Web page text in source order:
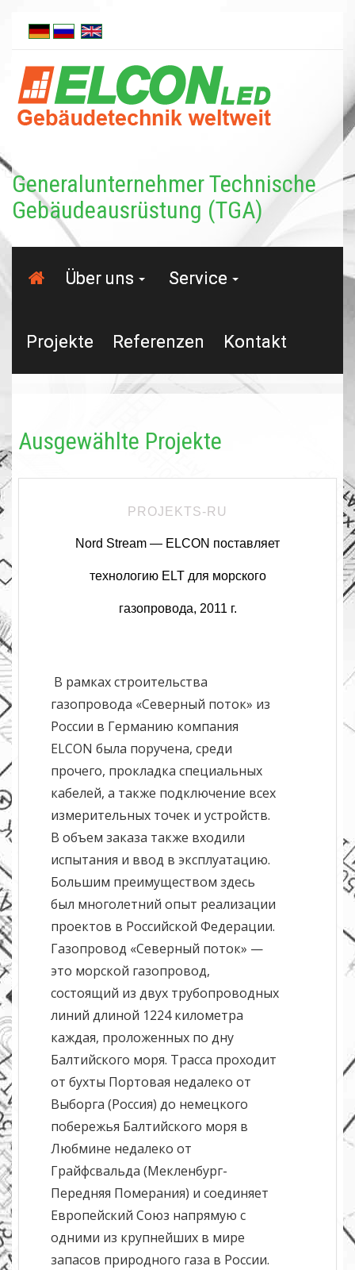
Generalunternehmer Tech­nische
Gebäudeausrüstung (TGA)
Über uns Service
Projekte Referenzen Kontakt
Ausgewählte Projekte
PROJEKTS-RU
Nord Stream — ELCON поставляет
технологию ELT для морского
газопровода, 2011 г.
В рамках строительства
газопровода «Северный поток» из
России в Германию компания
ELCON была поручена, среди
прочего, прокладка специальных
кабелей, а также подключение всех
измерительных точек и устройств.
В объем заказа также входили
испытания и ввод в эксплуатацию.
Большим преимуществом здесь
был многолетний опыт реализации
проектов в Российской Федерации.
Газопровод «Северный поток» —
это морской газопровод,
состоящий из двух трубопроводных
линий длиной 1224 километра
каждая, проложенных по дну
Балтийского моря. Трасса проходит
от бухты Портовая недалеко от
Выборга (Россия) до немецкого
побережья Балтийского моря в
Любмине недалеко от
Грайфсвальда (Мекленбург-
Передняя Померания) и соединяет
Европейский Союз напрямую с
одними из крупнейших в мире
запасов природного газа в России.